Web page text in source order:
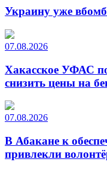
Украину уже
07.08.2026
Хакасское УФАС
снизить цены на
07.08.2026
В Абакане к
привлекли